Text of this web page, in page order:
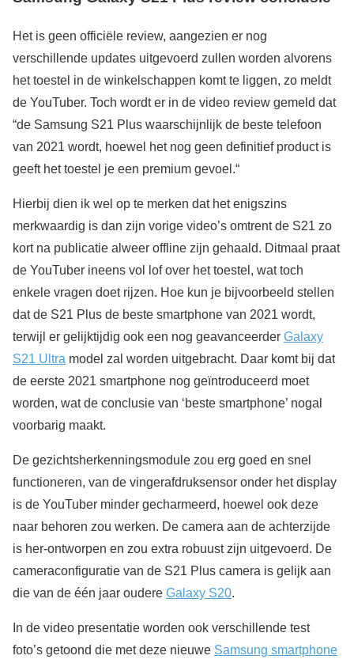
Het is geen officiële review, aangezien er nog
verschillende updates uitgevoerd zullen worden alvorens
het toestel in de winkelschappen komt te liggen, zo meldt
de YouTuber. Toch wordt er in de video review gemeld dat
“de Samsung S21 Plus waarschijnlijk de beste telefoon
van 2021 wordt, hoewel het nog geen definitief product is
geeft het toestel je een premium gevoel.“
Hierbij dien ik wel op te merken dat het enigszins
merkwaardig is dan zijn vorige video’s omtrent de S21 zo
kort na publicatie alweer offline zijn gehaald. Ditmaal praat
de YouTuber ineens vol lof over het toestel, wat toch
enkele vragen doet rijzen. Hoe kun je bijvoorbeeld stellen
dat de S21 Plus de beste smartphone van 2021 wordt,
terwijl er gelijktijdig ook een nog geavanceerder Galaxy
S21 Ultra model zal worden uitgebracht. Daar komt bij dat
de eerste 2021 smartphone nog geïntroduceerd moet
worden, wat de conclusie van ‘beste smartphone’ nogal
voorbarig maakt.
De gezichtsherkenningsmodule zou erg goed en snel
functioneren, van de vingerafdruksensor onder het display
is de YouTuber minder gecharmeerd, hoewel ook deze
naar behoren zou werken. De camera aan de achterzijde
is her-ontworpen en zou extra robuust zijn uitgevoerd. De
cameraconfiguratie van de S21 Plus camera is gelijk aan
die van de één jaar oudere Galaxy S20.
In de video presentatie worden ook verschillende test
foto’s getoond die met deze nieuwe Samsung smartphone